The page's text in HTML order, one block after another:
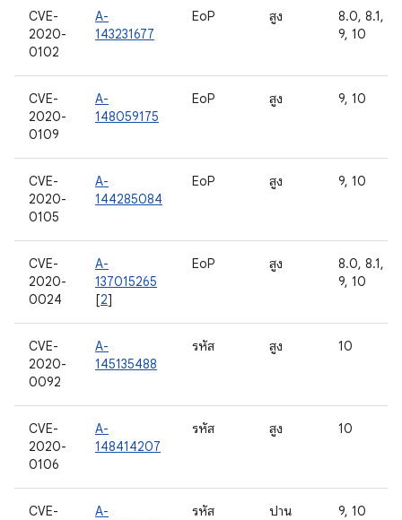
CVE-
2020-
0102
A-
143231677
EoP สูง
8.0, 8.1,
9, 10
CVE-
2020-
0109
A-
148059175
EoP สูง 9, 10
CVE-
2020-
0105
A-
144285084
EoP สูง 9, 10
CVE-
2020-
0024
A-
137015265
[2]
EoP สูง
8.0, 8.1,
9, 10
CVE-
2020-
0092
A-
145135488
รหัส สูง 10
CVE-
2020-
0106
A-
148414207
รหัส สูง 10
CVE-
A-
รหัส
ปาน
9, 10